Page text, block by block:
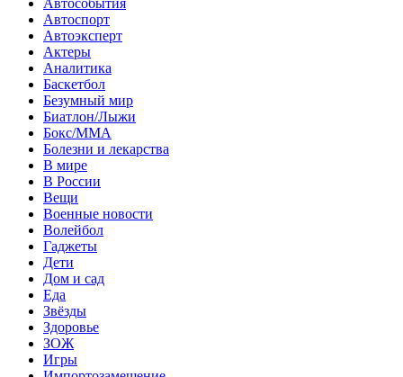
Автоспорт
Автоэксперт
Актеры
Аналитика
Баскетбол
Безумный мир
Биатлон/Лыжи
Бокс/MMA
Болезни и лекарства
В мире
В России
Вещи
Военные новости
Волейбол
Гаджеты
Дети
Дом и сад
Еда
Звёзды
Здоровье
ЗОЖ
Игры